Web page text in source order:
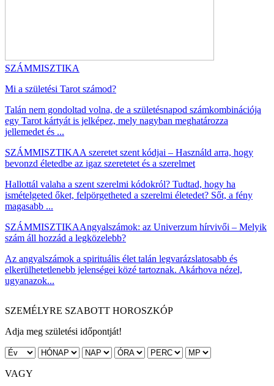
SZÁMMISZTIKA
Mi a születési Tarot számod?
Talán nem gondoltad volna, de a születésnapod számkombinációja
egy Tarot kártyát is jelképez, mely nagyban meghatározza
jellemedet és ...
SZÁMMISZTIKAA szeretet szent kódjai – Használd arra, hogy
bevonzd életedbe az igaz szeretetet és a szerelmet
Hallottál valaha a szent szerelmi kódokról? Tudtad, hogy ha
ismételgeted őket, felpörgetheted a szerelmi életedet? Sőt, a fény
magasabb ...
SZÁMMISZTIKAAngyalszámok: az Univerzum hírvivői – Melyik
szám áll hozzád a legközelebb?
Az angyalszámok a spirituális élet talán legvarázslatosabb és
elkerülhetetlenebb jelenségei közé tartoznak. Akárhova nézel,
ugyanazok...
SZEMÉLYRE SZABOTT HOROSZKÓP
Adja meg születési időpontját!
VAGY